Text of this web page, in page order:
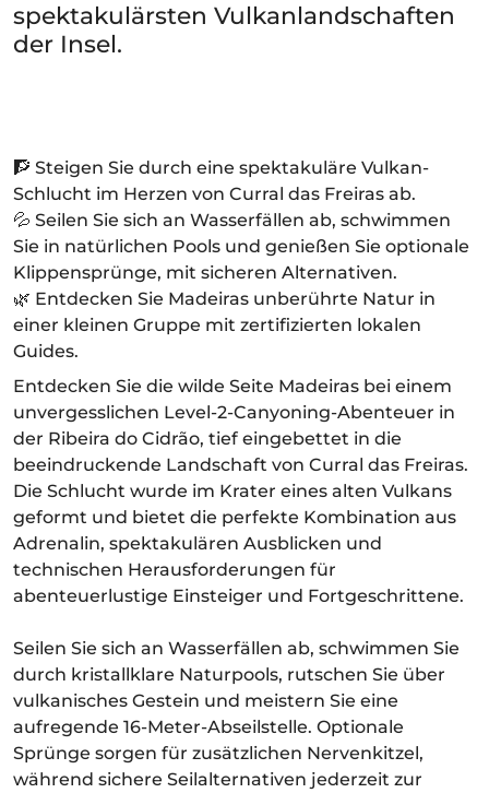
spektakulärsten Vulkanlandschaften
der Insel.
🧗 Steigen Sie durch eine spektakuläre Vulkan-
Schlucht im Herzen von Curral das Freiras ab.
💦 Seilen Sie sich an Wasserfällen ab, schwimmen
Sie in natürlichen Pools und genießen Sie optionale
Klippensprünge, mit sicheren Alternativen.
🌿 Entdecken Sie Madeiras unberührte Natur in
einer kleinen Gruppe mit zertifizierten lokalen
Guides.
Entdecken Sie die wilde Seite Madeiras bei einem
unvergesslichen Level-2-Canyoning-Abenteuer in
der Ribeira do Cidrão, tief eingebettet in die
beeindruckende Landschaft von Curral das Freiras.
Die Schlucht wurde im Krater eines alten Vulkans
geformt und bietet die perfekte Kombination aus
Adrenalin, spektakulären Ausblicken und
technischen Herausforderungen für
abenteuerlustige Einsteiger und Fortgeschrittene.
Seilen Sie sich an Wasserfällen ab, schwimmen Sie
durch kristallklare Naturpools, rutschen Sie über
vulkanisches Gestein und meistern Sie eine
aufregende 16-Meter-Abseilstelle. Optionale
Sprünge sorgen für zusätzlichen Nervenkitzel,
während sichere Seilalternativen jederzeit zur